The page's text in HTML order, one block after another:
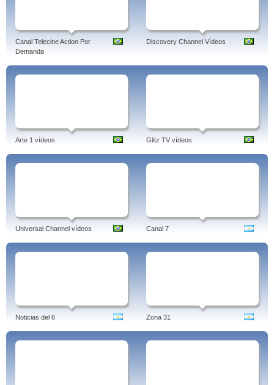
Canal Telecine Action Por
Demanda
Discovery Channel Vídeos
Arte 1 vídeos Glitz TV vídeos
Universal Channel vídeos Canal 7
Noticias del 6 Zona 31